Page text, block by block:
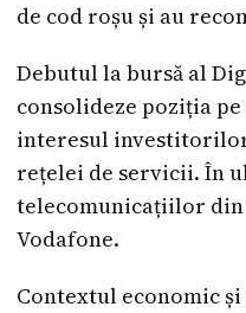
de cod roșu și au
Debutul la bursă al
consolideze poziția
interesul
rețelei de servicii. În
telecomunicațiilor
Vodafone.
Contextul economic